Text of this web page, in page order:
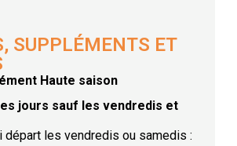
SUPPLÉMENTS ET
Haute saison
jours sauf les vendredis et
départ les vendredis ou samedis :